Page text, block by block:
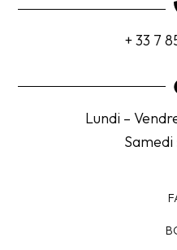
+ 33 7
Lundi –
Samedi